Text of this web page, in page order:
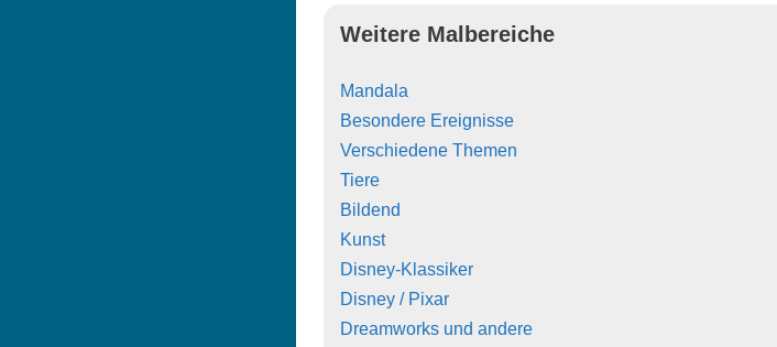
Weitere Malbereiche
Mandala
Besondere Ereignisse
Verschiedene Themen
Tiere
Bildend
Kunst
Disney-Klassiker
Disney / Pixar
Dreamworks und andere